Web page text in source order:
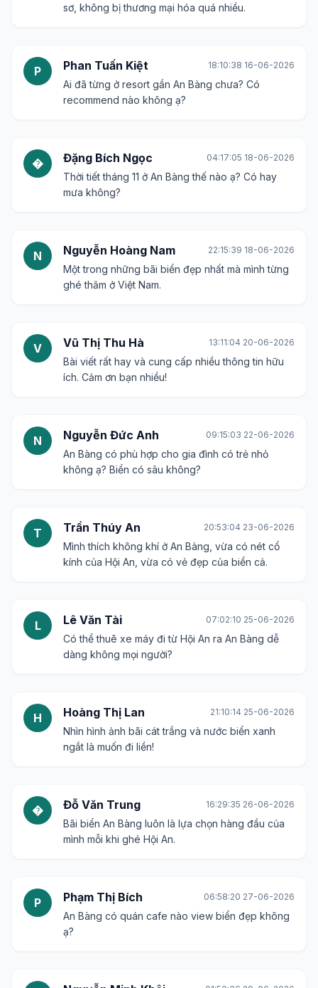
sơ, không bị thương mại hóa quá nhiều.
P Phan Tuấn Kiệt 18:10:38 16-06-2026
Ai đã từng ở resort gần An Bàng chưa? Có
recommend nào không ạ?
� Đặng Bích Ngọc 04:17:05 18-06-2026
Thời tiết tháng 11 ở An Bàng thế nào ạ? Có hay
mưa không?
N Nguyễn Hoàng Nam 22:15:39 18-06-2026
Một trong những bãi biển đẹp nhất mà mình từng
ghé thăm ở Việt Nam.
V Vũ Thị Thu Hà 13:11:04 20-06-2026
Bài viết rất hay và cung cấp nhiều thông tin hữu
ích. Cảm ơn bạn nhiều!
N Nguyễn Đức Anh 09:15:03 22-06-2026
An Bàng có phù hợp cho gia đình có trẻ nhỏ
không ạ? Biển có sâu không?
T Trần Thúy An 20:53:04 23-06-2026
Mình thích không khí ở An Bàng, vừa có nét cổ
kính của Hội An, vừa có vẻ đẹp của biển cả.
L Lê Văn Tài 07:02:10 25-06-2026
Có thể thuê xe máy đi từ Hội An ra An Bàng dễ
dàng không mọi người?
H Hoàng Thị Lan 21:10:14 25-06-2026
Nhìn hình ảnh bãi cát trắng và nước biển xanh
ngắt là muốn đi liền!
� Đỗ Văn Trung 16:29:35 26-06-2026
Bãi biển An Bàng luôn là lựa chọn hàng đầu của
mình mỗi khi ghé Hội An.
P Phạm Thị Bích 06:58:20 27-06-2026
An Bàng có quán cafe nào view biển đẹp không
ạ?